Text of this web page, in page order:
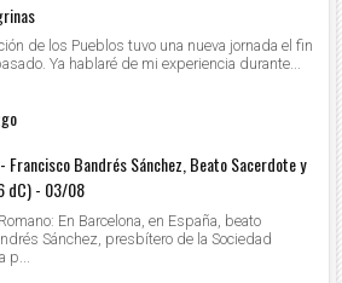
de los Pueblos tuvo una nueva jornada el fin
Ya hablaré de mi experiencia durante...
Francisco Bandrés Sánchez, Beato Sacerdote y
dC) - 03/08
En Barcelona, en España, beato
Sánchez, presbítero de la Sociedad
p...